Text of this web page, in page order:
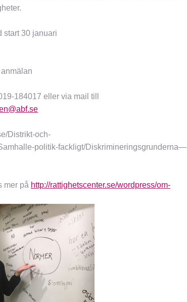
start 30 januari
184017 eller via mail till
Distrikt-och-
politik-fackligt/Diskrimineringsgrunderna—
mer på http://rattighetscenter.se/wordpress/om-